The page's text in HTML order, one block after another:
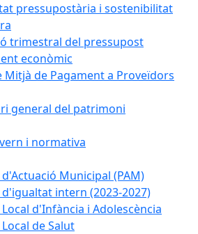
pressupostària i sostenibilitat
trimestral del pressupost
econòmic
Mitjà de Pagament a Proveïdors
general del patrimoni
i normativa
d'Actuació Municipal (PAM)
d'igualtat intern (2023-2027)
Local d'Infància i Adolescència
Local de Salut